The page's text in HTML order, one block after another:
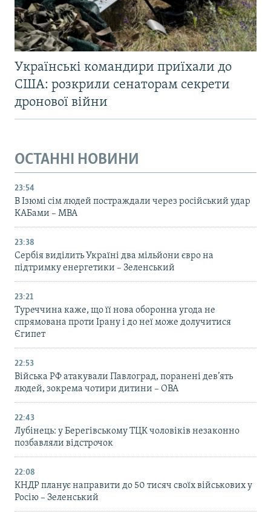
Українські командири приїхали до
США: розкрили сенаторам секрети
дронової війни
ОСТАННІ НОВИНИ
23:54
В Ізюмі сім людей постраждали через російський удар
КАБами – МВА
23:38
Сербія виділить Україні два мільйони євро на
підтримку енергетики – Зеленський
23:21
Туреччина каже, що її нова оборонна угода не
спрямована проти Ірану і до неї може долучитися
Єгипет
22:53
Війська РФ атакували Павлоград, поранені дев’ять
людей, зокрема чотири дитини – ОВА
22:43
Лубінець: у Берегівському ТЦК чоловіків незаконно
позбавляли відстрочок
22:08
КНДР планує направити до 50 тисяч своїх військових у
Росію – Зеленський